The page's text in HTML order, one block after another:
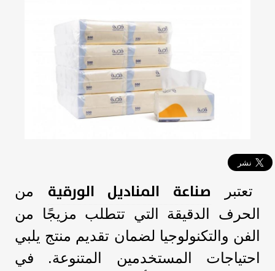
تعتبر صناعة المناديل الورقية من
الحرف الدقيقة التي تتطلب مزيجًا من
الفن والتكنولوجيا لضمان تقديم منتج يلبي
احتياجات المستخدمين المتنوعة. في